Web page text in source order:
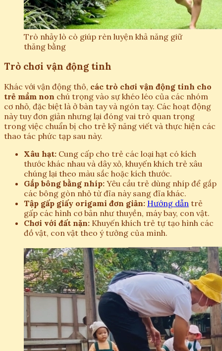
Trò nhảy lò cò giúp rèn luyện khả năng giữ
thăng bằng
Trò chơi vận động tinh
Khác với vận động thô, các trò chơi vận động tinh cho
trẻ mầm non chú trọng vào sự khéo léo của các nhóm
cơ nhỏ, đặc biệt là ở bàn tay và ngón tay. Các hoạt động
này tuy đơn giản nhưng lại đóng vai trò quan trọng
trong việc chuẩn bị cho trẻ kỹ năng viết và thực hiện các
thao tác phức tạp sau này.
Xâu hạt: Cung cấp cho trẻ các loại hạt có kích
thước khác nhau và dây xỏ, khuyến khích trẻ xâu
chúng lại theo màu sắc hoặc kích thước.
Gắp bông bằng nhíp: Yêu cầu trẻ dùng nhíp để gắp
các bông gòn nhỏ từ đĩa này sang đĩa khác.
Tập gấp giấy origami đơn giản: Hướng dẫn trẻ
gấp các hình cơ bản như thuyền, máy bay, con vật.
Chơi với đất nặn: Khuyến khích trẻ tự tạo hình các
đồ vật, con vật theo ý tưởng của mình.